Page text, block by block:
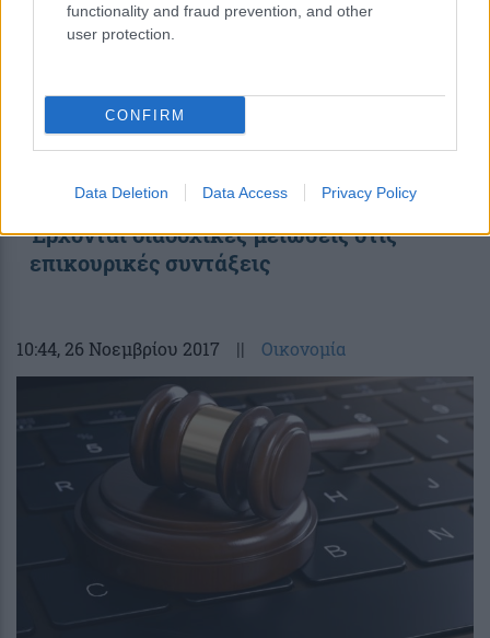
functionality and fraud prevention, and other
user protection.
CONFIRM
Data Deletion Data Access Privacy Policy
Έρχονται διαδοχικές μειώσεις στις
επικουρικές συντάξεις
10:44, 26 Νοεμβρίου 2017 || Οικονομία